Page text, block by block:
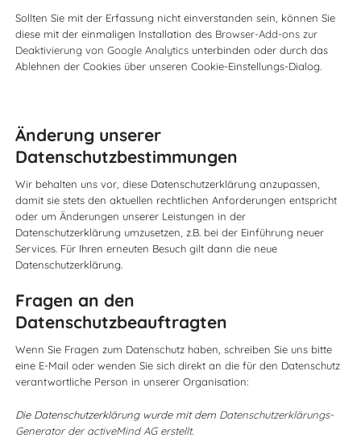
Sollten Sie mit der Erfassung nicht einverstanden sein, können Sie
diese mit der einmaligen Installation des Browser-Add-ons zur
Deaktivierung von Google Analyticsunterbinden oder durch das
Ablehnen der Cookies über unseren Cookie-Einstellungs-Dialog.
Änderung unserer
Datenschutzbestimmungen
Wir behalten uns vor, diese Datenschutzerklärung anzupassen,
damit sie stets den aktuellen rechtlichen Anforderungen entspricht
oder um Änderungen unserer Leistungen in der
Datenschutzerklärung umzusetzen, z.B. bei der Einführung neuer
Services. Für Ihren erneuten Besuch gilt dann die neue
Datenschutzerklärung.
Fragen an den
Datenschutzbeauftragten
Wenn Sie Fragen zum Datenschutz haben, schreiben Sie uns bitte
eine E-Mail oder wenden Sie sich direkt an die für den Datenschutz
verantwortliche Person in unserer Organisation:
Die Datenschutzerklärung wurde mit dem Datenschutzerklärungs-
Generator der activeMind AG erstellt.